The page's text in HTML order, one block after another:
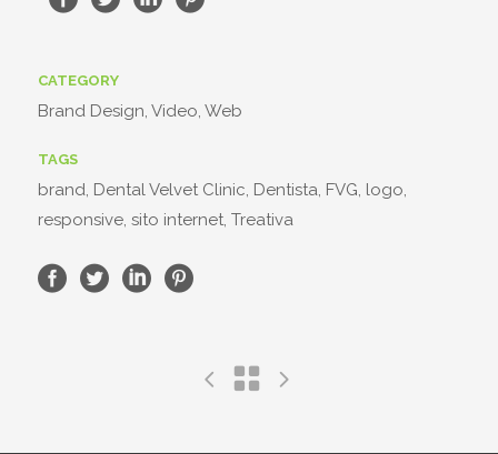
CATEGORY
Brand Design, Video, Web
TAGS
brand, Dental Velvet Clinic, Dentista, FVG, logo,
responsive, sito internet, Treativa